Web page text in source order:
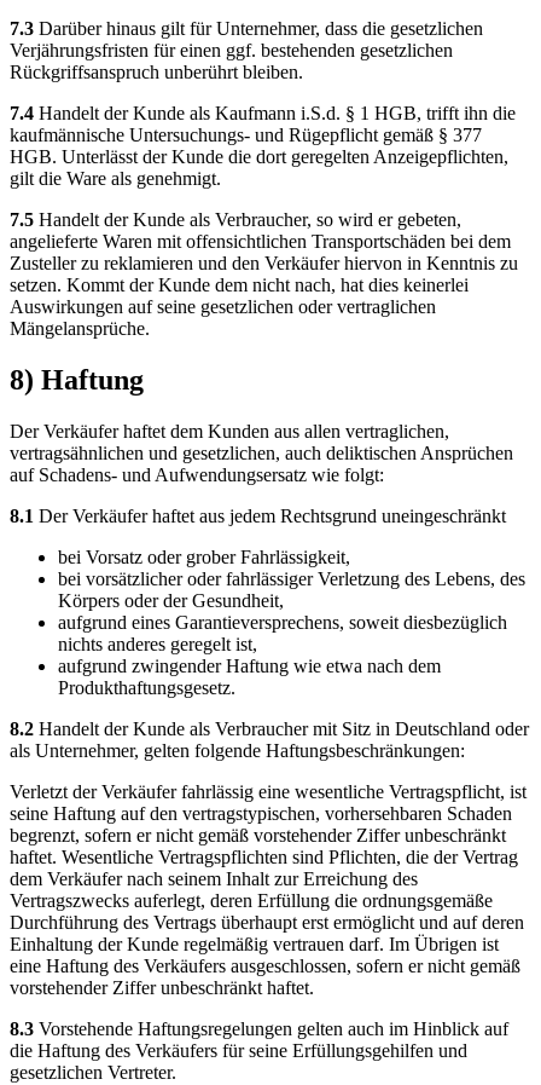
7.3 Darüber hinaus gilt für Unternehmer, dass die gesetzlichen
Verjährungsfristen für einen ggf. bestehenden gesetzlichen
Rückgriffsanspruch unberührt bleiben.
7.4 Handelt der Kunde als Kaufmann i.S.d. § 1 HGB, trifft ihn die
kaufmännische Untersuchungs- und Rügepflicht gemäß § 377
HGB. Unterlässt der Kunde die dort geregelten Anzeigepflichten,
gilt die Ware als genehmigt.
7.5 Handelt der Kunde als Verbraucher, so wird er gebeten,
angelieferte Waren mit offensichtlichen Transportschäden bei dem
Zusteller zu reklamieren und den Verkäufer hiervon in Kenntnis zu
setzen. Kommt der Kunde dem nicht nach, hat dies keinerlei
Auswirkungen auf seine gesetzlichen oder vertraglichen
Mängelansprüche.
8) Haftung
Der Verkäufer haftet dem Kunden aus allen vertraglichen,
vertragsähnlichen und gesetzlichen, auch deliktischen Ansprüchen
auf Schadens- und Aufwendungsersatz wie folgt:
8.1 Der Verkäufer haftet aus jedem Rechtsgrund uneingeschränkt
bei Vorsatz oder grober Fahrlässigkeit,
bei vorsätzlicher oder fahrlässiger Verletzung des Lebens, des
Körpers oder der Gesundheit,
aufgrund eines Garantieversprechens, soweit diesbezüglich
nichts anderes geregelt ist,
aufgrund zwingender Haftung wie etwa nach dem
Produkthaftungsgesetz.
8.2 Handelt der Kunde als Verbraucher mit Sitz in Deutschland oder
als Unternehmer, gelten folgende Haftungsbeschränkungen:
Verletzt der Verkäufer fahrlässig eine wesentliche Vertragspflicht, ist
seine Haftung auf den vertragstypischen, vorhersehbaren Schaden
begrenzt, sofern er nicht gemäß vorstehender Ziffer unbeschränkt
haftet. Wesentliche Vertragspflichten sind Pflichten, die der Vertrag
dem Verkäufer nach seinem Inhalt zur Erreichung des
Vertragszwecks auferlegt, deren Erfüllung die ordnungsgemäße
Durchführung des Vertrags überhaupt erst ermöglicht und auf deren
Einhaltung der Kunde regelmäßig vertrauen darf. Im Übrigen ist
eine Haftung des Verkäufers ausgeschlossen, sofern er nicht gemäß
vorstehender Ziffer unbeschränkt haftet.
8.3 Vorstehende Haftungsregelungen gelten auch im Hinblick auf
die Haftung des Verkäufers für seine Erfüllungsgehilfen und
gesetzlichen Vertreter.